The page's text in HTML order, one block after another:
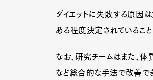
ダイエットに失敗する原因
ある程度決定されているこ
なお、研究チームはまた、
など総合的な手法で改善で